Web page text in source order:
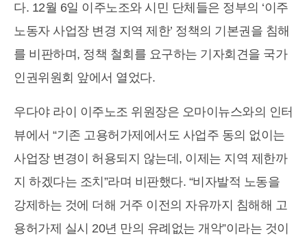
다. 12월 6일 이주노조와 시민 단체들은 정부의 ‘이주
노동자 사업장 변경 지역 제한’ 정책의 기본권을 침해
를 비판하며, 정책 철회를 요구하는 기자회견을 국가
인권위원회 앞에서 열었다.
우다야 라이 이주노조 위원장은 오마이뉴스와의 인터
뷰에서 “기존 고용허가제에서도 사업주 동의 없이는
사업장 변경이 허용되지 않는데, 이제는 지역 제한까
지 하겠다는 조치”라며 비판했다. “비자발적 노동을
강제하는 것에 더해 거주 이전의 자유까지 침해해 고
용허가제 실시 20년 만의 유례없는 개악”이라는 것이